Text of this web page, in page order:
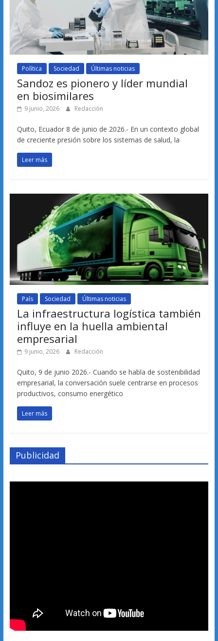
Política Sociedad Últimas noticias
Sandoz es pionero y líder mundial
en biosimilares
9 junio, 2026 Redacción
Quito, Ecuador 8 de junio de 2026.- En un contexto global
de creciente presión sobre los sistemas de salud, la
Leer más
País Sociedad Últimas noticias
La infraestructura logística también
influye en la huella ambiental
empresarial
9 junio, 2026 Redacción
Quito, 9 de junio 2026.- Cuando se habla de sostenibilidad
empresarial, la conversación suele centrarse en procesos
productivos, consumo energético
Leer más
Publicidad